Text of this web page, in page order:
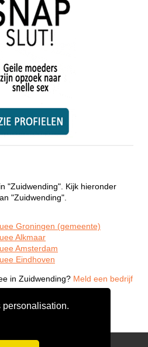
personalisation.
"Zuidwending". Kijk hieronder
"Zuidwending".
Groningen (gemeente)
Alkmaar
Amsterdam
Eindhoven
in Zuidwending? Meld een bedrijf